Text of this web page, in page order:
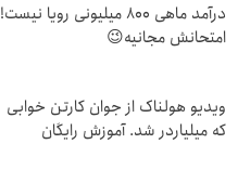
درآمد ماهی 800 میلیونی رویا نیست!
امتحانش مجانیه😉
ویدیو هولناک از جوان کارتن خوابی
که میلیاردر شد. آموزش رایگان